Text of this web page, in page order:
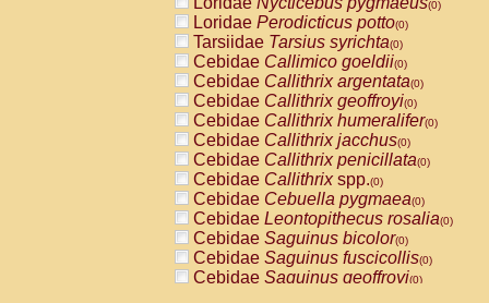
(0)
Loridae Perodicticus potto(0)
Tarsiidae Tarsius syrichta(0)
Cebidae Callimico goeldii(0)
Cebidae Callithrix argentata(0)
Cebidae Callithrix geoffroyi(0)
Cebidae Callithrix humeralifer(0)
Cebidae Callithrix jacchus(0)
Cebidae Callithrix penicillata(0)
Cebidae Callithrixspp.(0)
Cebidae Cebuella pygmaea(0)
Cebidae Leontopithecus rosalia(0)
Cebidae Saguinus bicolor(0)
Cebidae Saguinus fuscicollis(0)
Cebidae Saguinus geoffroyi(0)